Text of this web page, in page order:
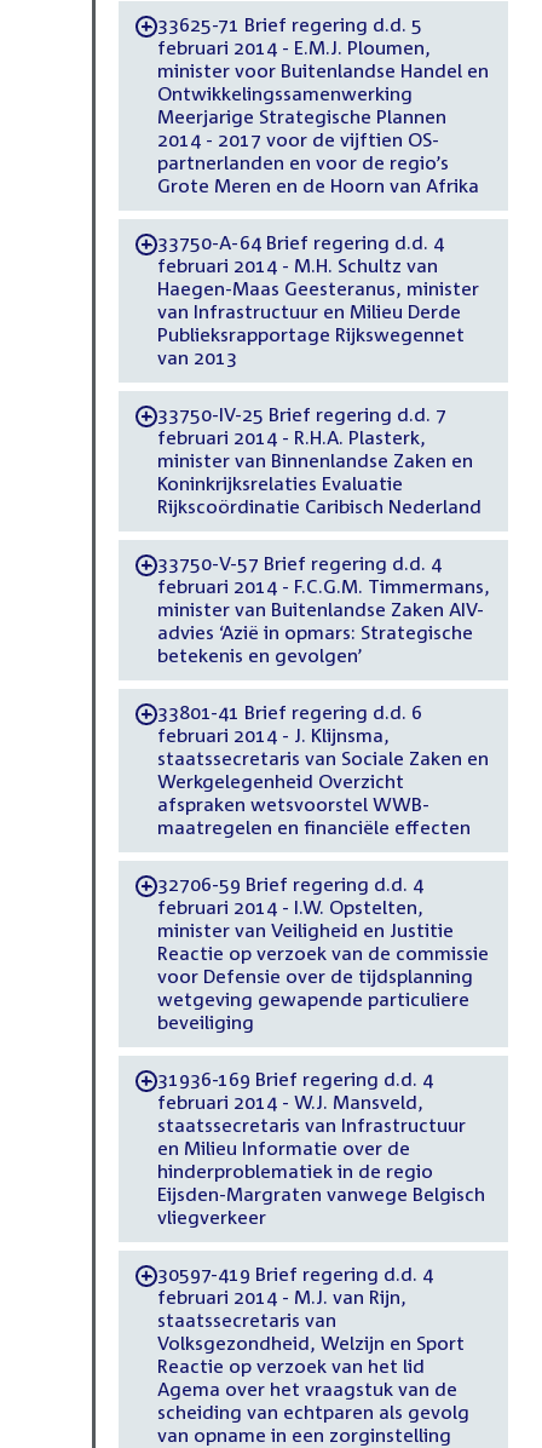
-33625-71 Brief regering d.d. 5
februari 2014 - E.M.J. Ploumen,
minister voor Buitenlandse Handel en
Ontwikkelingssamenwerking
Meerjarige Strategische Plannen
2014 - 2017 voor de vijftien OS-
partnerlanden en voor de regio’s
Grote Meren en de Hoorn van Afrika
-33750-A-64 Brief regering d.d. 4
februari 2014 - M.H. Schultz van
Haegen-Maas Geesteranus, minister
van Infrastructuur en Milieu Derde
Publieksrapportage Rijkswegennet
van 2013
-33750-IV-25 Brief regering d.d. 7
februari 2014 - R.H.A. Plasterk,
minister van Binnenlandse Zaken en
Koninkrijksrelaties Evaluatie
Rijkscoördinatie Caribisch Nederland
-33750-V-57 Brief regering d.d. 4
februari 2014 - F.C.G.M. Timmermans,
minister van Buitenlandse Zaken AIV-
advies ‘Azië in opmars: Strategische
betekenis en gevolgen’
-33801-41 Brief regering d.d. 6
februari 2014 - J. Klijnsma,
staatssecretaris van Sociale Zaken en
Werkgelegenheid Overzicht
afspraken wetsvoorstel WWB-
maatregelen en financiële effecten
-32706-59 Brief regering d.d. 4
februari 2014 - I.W. Opstelten,
minister van Veiligheid en Justitie
Reactie op verzoek van de commissie
voor Defensie over de tijdsplanning
wetgeving gewapende particuliere
beveiliging
-31936-169 Brief regering d.d. 4
februari 2014 - W.J. Mansveld,
staatssecretaris van Infrastructuur
en Milieu Informatie over de
hinderproblematiek in de regio
Eijsden-Margraten vanwege Belgisch
vliegverkeer
-30597-419 Brief regering d.d. 4
februari 2014 - M.J. van Rijn,
staatssecretaris van
Volksgezondheid, Welzijn en Sport
Reactie op verzoek van het lid
Agema over het vraagstuk van de
scheiding van echtparen als gevolg
van opname in een zorginstelling